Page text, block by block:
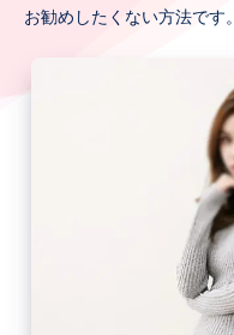
お勧めしたくない方法です。